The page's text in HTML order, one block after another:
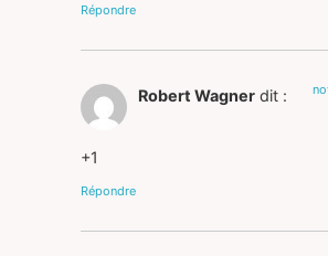
Répondre
Robert Wagner dit :
+1
Répondre